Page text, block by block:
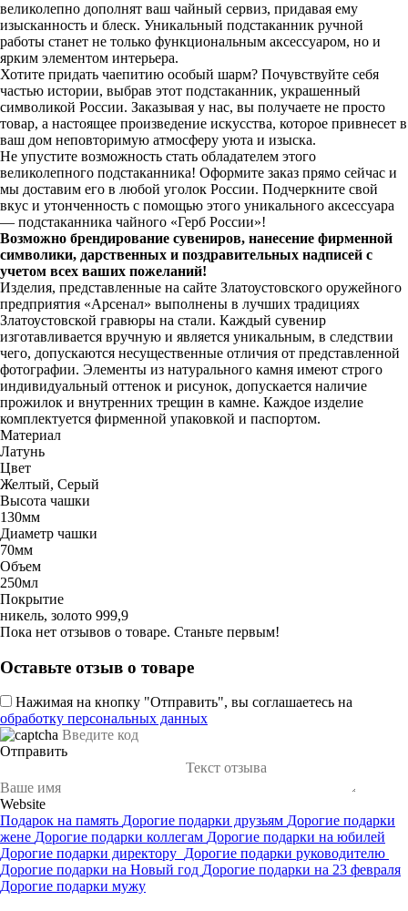
великолепно дополнят ваш чайный сервиз, придавая ему
изысканность и блеск. Уникальный подстаканник ручной
работы станет не только функциональным аксессуаром, но и
ярким элементом интерьера.
Хотите придать чаепитию особый шарм? Почувствуйте себя
частью истории, выбрав этот подстаканник, украшенный
символикой России. Заказывая у нас, вы получаете не просто
товар, а настоящее произведение искусства, которое привнесет в
ваш дом неповторимую атмосферу уюта и изыска.
Не упустите возможность стать обладателем этого
великолепного подстаканника! Оформите заказ прямо сейчас и
мы доставим его в любой уголок России. Подчеркните свой
вкус и утонченность с помощью этого уникального аксессуара
— подстаканника чайного «Герб России»!
Возможно брендирование сувениров, нанесение фирменной
символики, дарственных и поздравительных надписей с
учетом всех ваших пожеланий!
Изделия, представленные на сайте Златоустовского оружейного
предприятия «Арсенал» выполнены в лучших традициях
Златоустовской гравюры на стали. Каждый сувенир
изготавливается вручную и является уникальным, в следствии
чего, допускаются несущественные отличия от представленной
фотографии. Элементы из натурального камня имеют строго
индивидуальный оттенок и рисунок, допускается наличие
прожилок и внутренних трещин в камне. Каждое изделие
комплектуется фирменной упаковкой и паспортом.
Материал
Латунь
Цвет
Желтый, Серый
Высота чашки
130мм
Диаметр чашки
70мм
Объем
250мл
Покрытие
никель, золото 999,9
Пока нет отзывов о товаре. Станьте первым!
Оставьте отзыв о товаре
Нажимая на кнопку "Отправить", вы соглашаетесь на
обработку персональных данных
Отправить
Website
Подарок на память Дорогие подарки друзьям Дорогие подарки
жене Дорогие подарки коллегам Дорогие подарки на юбилей
Дорогие подарки директору Дорогие подарки руководителю
Дорогие подарки на Новый год Дорогие подарки на 23 февраля
Дорогие подарки мужу